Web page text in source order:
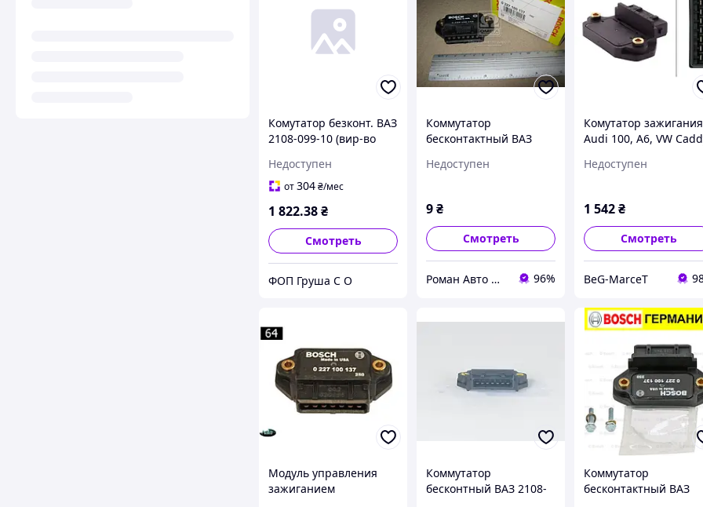
Комутатор безконт. ВАЗ
2108-099-10 (вир-во
Недоступен
от304₴/мес
1 822.38₴
Смотреть
ФОП Груша С О
Коммутатор
бесконтактный ВАЗ
во Bosch). 0 227 100
Недоступен
9₴
Смотреть
Роман Авто Маркет 96%
Комутатор зажигания
Audi 100, A6, VW
Недоступен
1 542₴
Смотреть
BeG-MarceT
Модуль управления
зажиганием
Коммутатор
бесконтный ВАЗ 2108-
Коммутатор
бесконтактный ВАЗ